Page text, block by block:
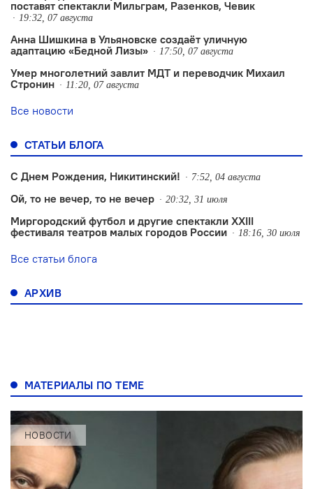
поставят спектакли Мильграм, Разенков, Чевик
19:32, 07 августа
Анна Шишкина в Ульяновске создаëт уличную
адаптацию «Бедной Лизы»
17:50, 07 августа
Умер многолетний завлит МДТ и переводчик Михаил
Стронин
11:20, 07 августа
Все новости
СТАТЬИ БЛОГА
С Днем Рождения, Никитинский! 7:52, 04 августа
Ой, то не вечер, то не вечер 20:32, 31 июля
Миргородский футбол и другие спектакли XXIII
фестиваля театров малых городов России
18:16, 30 июля
Все статьи блога
АРХИВ
МАТЕРИАЛЫ ПО ТЕМЕ
НОВОСТИ